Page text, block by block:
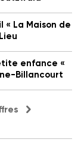
La Maison de
enfance «
Billancourt